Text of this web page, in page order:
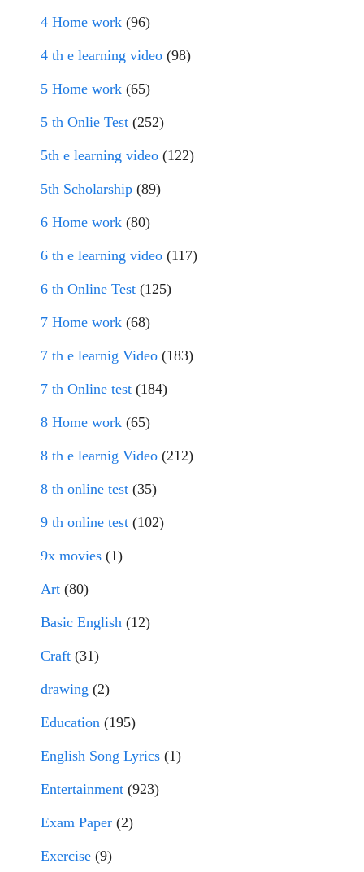
4 Home work (96)
4 th e learning video (98)
5 Home work (65)
5 th Onlie Test (252)
5th e learning video (122)
5th Scholarship (89)
6 Home work (80)
6 th e learning video (117)
6 th Online Test (125)
7 Home work (68)
7 th e learnig Video (183)
7 th Online test (184)
8 Home work (65)
8 th e learnig Video (212)
8 th online test (35)
9 th online test (102)
9x movies (1)
Art (80)
Basic English (12)
Craft (31)
drawing (2)
Education (195)
English Song Lyrics (1)
Entertainment (923)
Exam Paper (2)
Exercise (9)